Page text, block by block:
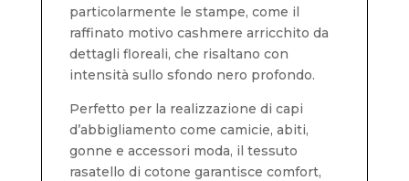
particolarmente le stampe, come il
raffinato motivo cashmere arricchito da
dettagli floreali, che risaltano con
intensità sullo sfondo nero profondo.
Perfetto per la realizzazione di capi
d’abbigliamento come camicie, abiti,
gonne e accessori moda, il tessuto
rasatello di cotone garantisce comfort,